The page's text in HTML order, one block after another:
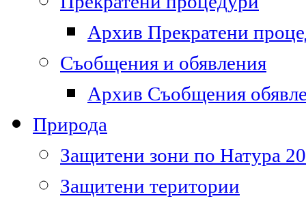
Архив Прекратени
Съобщения и обявления
Архив Съобщения
Природа
Защитени зони по Натура
Защитени територии